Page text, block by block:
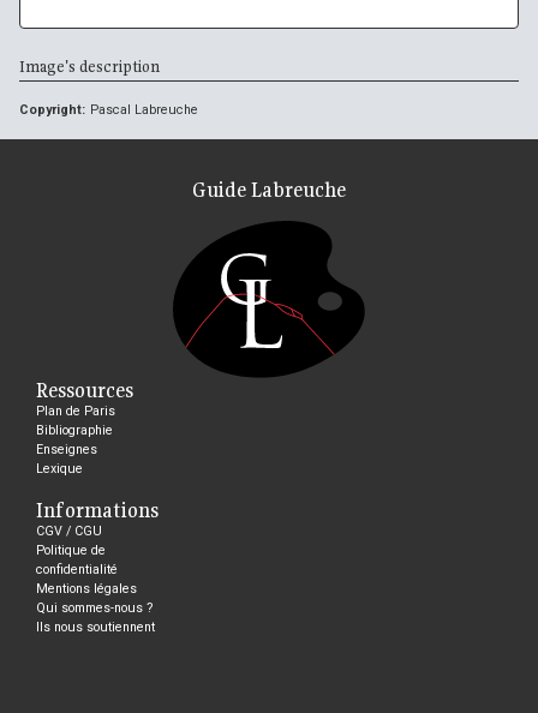
Image's description
Copyright: Pascal Labreuche
Guide Labreuche
Ressources
Plan de Paris
Bibliographie
Enseignes
Lexique
Informations
CGV / CGU
Politique de
confidentialité
Mentions légales
Qui sommes-nous ?
Ils nous soutiennent